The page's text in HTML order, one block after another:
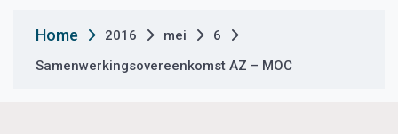
Home 2016 mei
6
Samenwerkingsovereenkomst AZ – MOC